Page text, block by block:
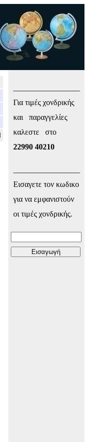
Για τιμές χονδρικής
και παραγγελίες
καλεστε στο
22990 40210
Εισαγετε τον κωδικο
για να εμφανιστούν
οι τιμές χονδρικής.